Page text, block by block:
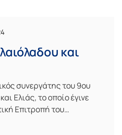
και
συνεργάτης του 9ου
Ελιάς, το οποίο έγινε
Επιτροπή του…